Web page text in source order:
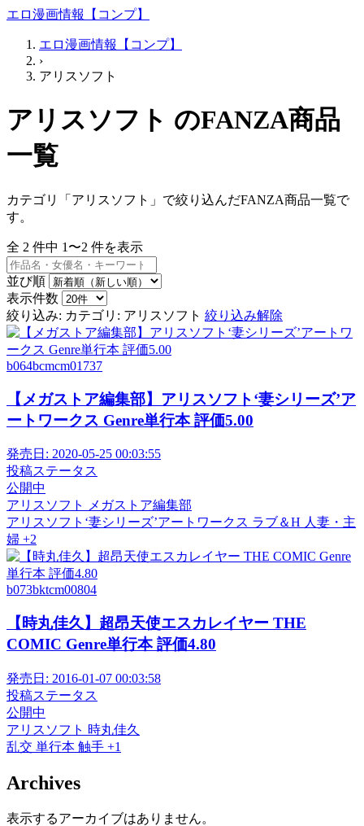
エロ漫画情報【コンプ】
エロ漫画情報【コンプ】
›
アリスソフト
アリスソフト のFANZA商品
一覧
カテゴリ「アリスソフト」で絞り込んだFANZA商品一覧で
す。
全 2 件中 1〜2 件を表示
並び順
表示件数
絞り込み: カテゴリ: アリスソフト 絞り込み解除
b064bcmcm01737
【メガストア編集部】アリスソフト‘妻シリーズ’ア
ートワークス Genre単行本 評価5.00
発売日: 2020-05-25 00:03:55
投稿ステータス
公開中
アリスソフト
メガストア編集部
アリスソフト‘妻シリーズ’アートワークス ラブ＆H 人妻・主
婦 +2
b073bktcm00804
【時丸佳久】超昂天使エスカレイヤー THE
COMIC Genre単行本 評価4.80
発売日: 2016-01-07 00:03:58
投稿ステータス
公開中
アリスソフト 時丸佳久
乱交 単行本 触手 +1
Archives
表示するアーカイブはありません。